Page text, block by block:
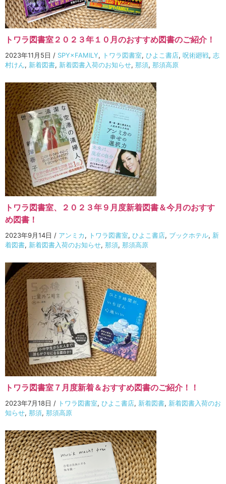
トワラ図書室２０２３年１０月のおすすめ図書のご紹介！
2023年11月5日 / SPY×FAMILY, トワラ図書室, ひよこ書店, 呪術廻戦, 志
村けん, 新着図書, 新着図書入荷のお知らせ, 那須, 那須高原
トワラ図書室、２０２３年９月度新着図書＆今月のおすす
め図書！
2023年9月14日 / アンミカ, トワラ図書室, ひよこ書店, ブックホテル, 新
着図書, 新着図書入荷のお知らせ, 那須, 那須高原
トワラ図書室７月度新着＆おすすめ図書のご紹介！！
2023年7月18日 / トワラ図書室, ひよこ書店, 新着図書, 新着図書入荷のお
知らせ, 那須, 那須高原